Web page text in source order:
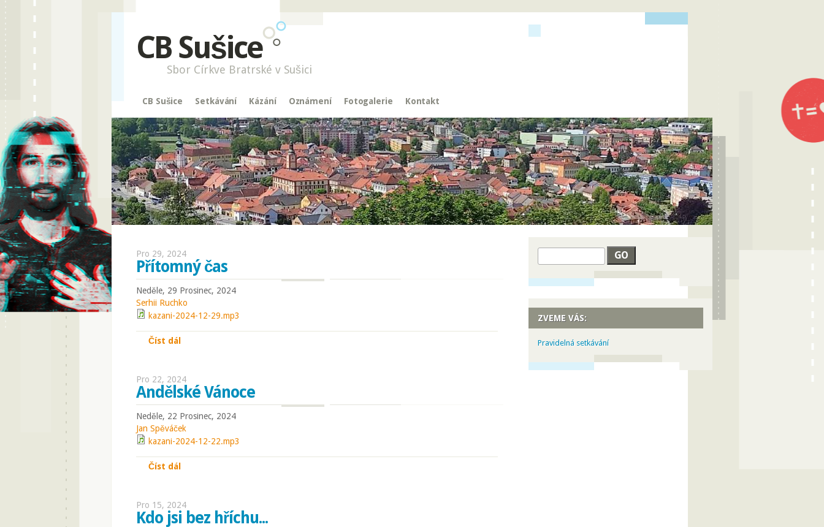
CB Sušice
Sbor Církve Bratrské v Sušici
CB Sušice Setkávání Kázání Oznámení Fotogalerie Kontakt
Pro 29, 2024
Přítomný čas
Neděle, 29 Prosinec, 2024
Serhii Ruchko
kazani-2024-12-29.mp3
Číst dál
Pro 22, 2024
Andělské Vánoce
Neděle, 22 Prosinec, 2024
Jan Spěváček
kazani-2024-12-22.mp3
Číst dál
Pro 15, 2024
Kdo jsi bez hříchu...
Hledat
ZVEME VÁS:
Pravidelná setkávání